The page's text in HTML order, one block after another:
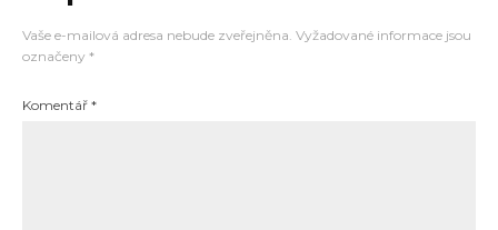
Vaše e-mailová adresa nebude zveřejněna. Vyžadované informace jsou
označeny *
Komentář *